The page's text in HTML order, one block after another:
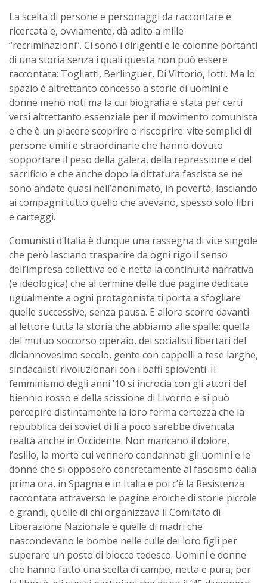
La scelta di persone e personaggi da raccontare è
ricercata e, ovviamente, dà adito a mille
“recriminazioni”. Ci sono i dirigenti e le colonne portanti
di una storia senza i quali questa non può essere
raccontata: Togliatti, Berlinguer, Di Vittorio, Iotti. Ma lo
spazio è altrettanto concesso a storie di uomini e
donne meno noti ma la cui biografia è stata per certi
versi altrettanto essenziale per il movimento comunista
e che è un piacere scoprire o riscoprire: vite semplici di
persone umili e straordinarie che hanno dovuto
sopportare il peso della galera, della repressione e del
sacrificio e che anche dopo la dittatura fascista se ne
sono andate quasi nell’anonimato, in povertà, lasciando
ai compagni tutto quello che avevano, spesso solo libri
e carteggi.
Comunisti d’Italia è dunque una rassegna di vite singole
che però lasciano trasparire da ogni rigo il senso
dell’impresa collettiva ed è netta la continuità narrativa
(e ideologica) che al termine delle due pagine dedicate
ugualmente a ogni protagonista ti porta a sfogliare
quelle successive, senza pausa. E allora scorre davanti
al lettore tutta la storia che abbiamo alle spalle: quella
del mutuo soccorso operaio, dei socialisti libertari del
diciannovesimo secolo, gente con cappelli a tese larghe,
sindacalisti rivoluzionari con i baffi spioventi. Il
femminismo degli anni ’10 si incrocia con gli attori del
biennio rosso e della scissione di Livorno e si può
percepire distintamente la loro ferma certezza che la
repubblica dei soviet di lì a poco sarebbe diventata
realtà anche in Occidente. Non mancano il dolore,
l’esilio, la morte cui vennero condannati gli uomini e le
donne che si opposero concretamente al fascismo dalla
prima ora, in Spagna e in Italia e poi c’è la Resistenza
raccontata attraverso le pagine eroiche di storie piccole
e grandi, quelle di chi organizzava il Comitato di
Liberazione Nazionale e quelle di madri che
nascondevano le bombe nelle culle dei loro figli per
superare un posto di blocco tedesco. Uomini e donne
che hanno fatto una scelta di campo, netta e pura, per